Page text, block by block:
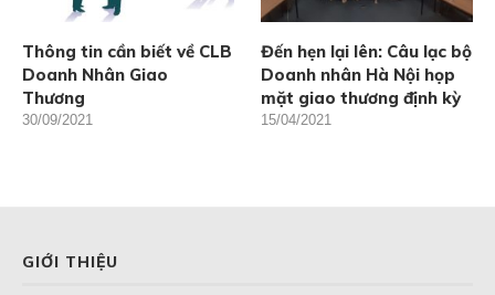
Thông tin cần biết về CLB
Doanh Nhân Giao
Thương
30/09/2021
Đến hẹn lại lên: Câu lạc bộ
Doanh nhân Hà Nội họp
mặt giao thương định kỳ
15/04/2021
GIỚI THIỆU